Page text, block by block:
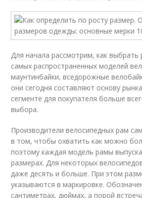
Для начала рассмотрим, как выбрать
самых распространенных моделей
маунтинбайки, вседорожные
они сегодня составляют основу
сегменте для покупателя больше
выбора.
Производители велосипедных рам
в том, чтобы охватить как можно
поэтому каждая модель рамы
размерах. Для некоторых
даже десять и больше. При этом
указываются в маркировке.
сантиметрах, дюймах, а порой